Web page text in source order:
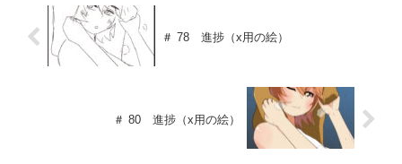
＃ 78 進捗（x用の絵）
＃ 80 進捗（x用の絵）